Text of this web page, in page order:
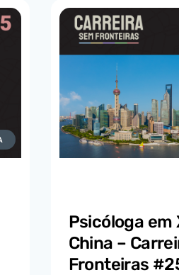
Psicóloga em
China –
Fronteiras